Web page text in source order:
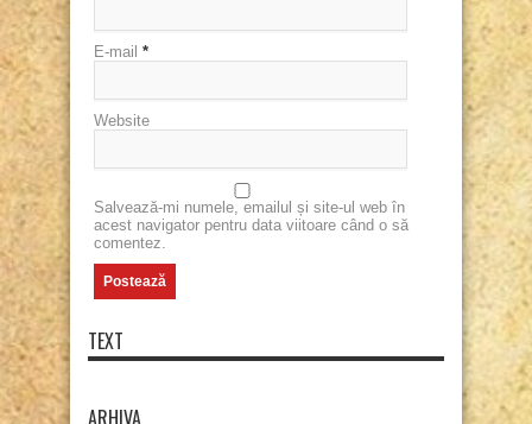
E-mail *
Website
Salvează-mi numele, emailul și site-ul web în
acest navigator pentru data viitoare când o să
comentez.
TEXT